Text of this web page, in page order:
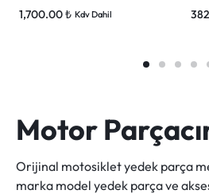
1,700.00₺ Kdv Dahil
Motor
Orijinal motosiklet yedek parça
marka model yedek parça ve